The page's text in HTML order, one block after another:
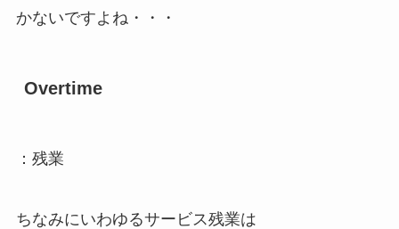
かないですよね・・・
Overtime
：残業
ちなみにいわゆるサービス残業は